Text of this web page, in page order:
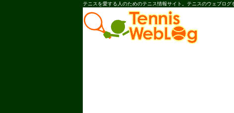
テニスを愛する人のためのテニス情報サイト。テニスのウェブロ